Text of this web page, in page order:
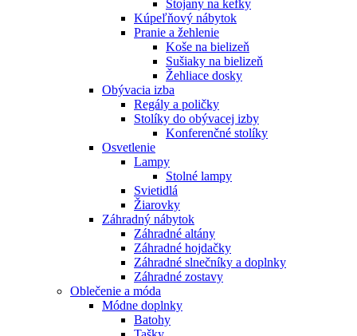
Stojany na kefky
Kúpeľňový nábytok
Pranie a žehlenie
Koše na bielizeň
Sušiaky na bielizeň
Žehliace dosky
Obývacia izba
Regály a poličky
Stolíky do obývacej izby
Konferenčné stolíky
Osvetlenie
Lampy
Stolné lampy
Svietidlá
Žiarovky
Záhradný nábytok
Záhradné altány
Záhradné hojdačky
Záhradné slnečníky a doplnky
Záhradné zostavy
Oblečenie a móda
Módne doplnky
Batohy